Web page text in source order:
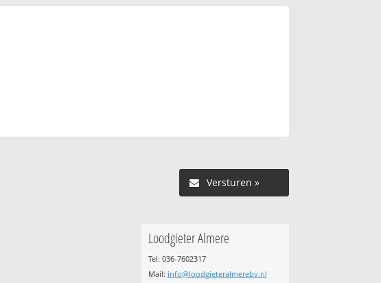
Versturen »
Loodgieter Almere
Tel: 036-7602317
Mail: info@loodgieteralmerebv.nl